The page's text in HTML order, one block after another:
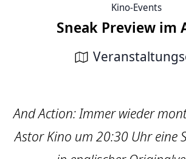
Kino-Events
Sneak Preview im
And Action: Immer wieder
Astor Kino um 20:30 Uhr eine